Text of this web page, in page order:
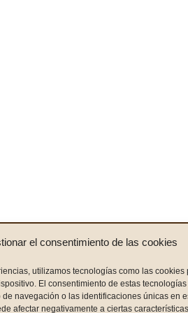
el consentimiento de las cookies
utilizamos tecnologías como las cookies
El consentimiento de estas
navegación o las identificaciones únicas en
afectar negativamente a ciertas
PANADERÍA NOSOTROS
En Panet